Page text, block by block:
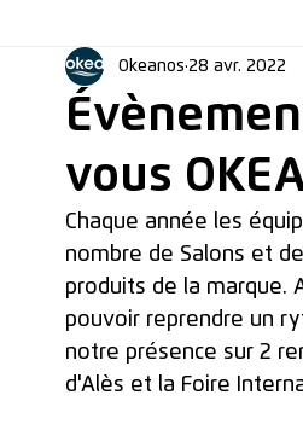
VOTRE PROJET
vous
Okeanos 28 avr. 2022
Chaque année les
nombre de Salons et
produits de la marque.
pouvoir reprendre un
notre présence sur 2
d'Alès et la Foire